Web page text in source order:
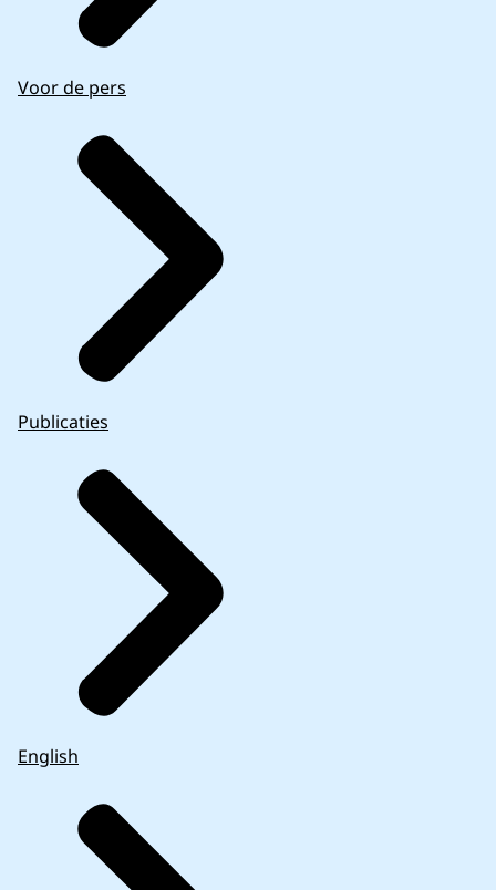
Voor de pers
Publicaties
English